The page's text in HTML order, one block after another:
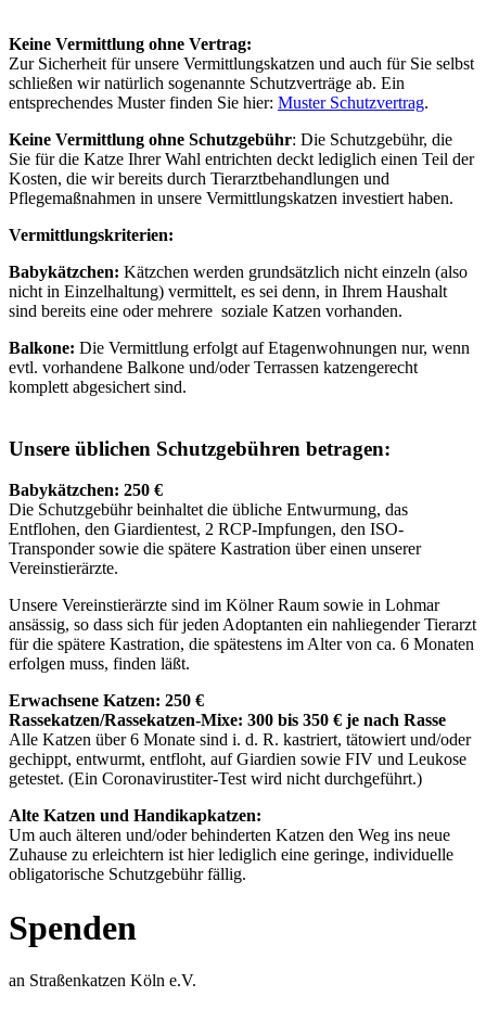
Keine Vermittlung ohne Vertrag:
Zur Sicherheit für unsere Vermittlungskatzen und auch für Sie selbst
schließen wir natürlich sogenannte Schutzverträge ab. Ein
entsprechendes Muster finden Sie hier: Muster Schutzvertrag.
Keine Vermittlung ohne Schutzgebühr: Die Schutzgebühr, die
Sie für die Katze Ihrer Wahl entrichten deckt lediglich einen Teil der
Kosten, die wir bereits durch Tierarztbehandlungen und
Pflegemaßnahmen in unsere Vermittlungskatzen investiert haben.
Vermittlungskriterien:
Babykätzchen: Kätzchen werden grundsätzlich nicht einzeln (also
nicht in Einzelhaltung) vermittelt, es sei denn, in Ihrem Haushalt
sind bereits eine oder mehrere soziale Katzen vorhanden.
Balkone: Die Vermittlung erfolgt auf Etagenwohnungen nur, wenn
evtl. vorhandene Balkone und/oder Terrassen katzengerecht
komplett abgesichert sind.
Unsere üblichen Schutzgebühren betragen:
Babykätzchen: 250 €
Die Schutzgebühr beinhaltet die übliche Entwurmung, das
Entflohen, den Giardientest, 2 RCP-Impfungen, den ISO-
Transponder sowie die spätere Kastration über einen unserer
Vereinstierärzte.
Unsere Vereinstierärzte sind im Kölner Raum sowie in Lohmar
ansässig, so dass sich für jeden Adoptanten ein nahliegender Tierarzt
für die spätere Kastration, die spätestens im Alter von ca. 6 Monaten
erfolgen muss, finden läßt.
Erwachsene Katzen: 250 €
Rassekatzen/Rassekatzen-Mixe: 300 bis 350 € je nach Rasse
Alle Katzen über 6 Monate sind i. d. R. kastriert, tätowiert und/oder
gechippt, entwurmt, entfloht, auf Giardien sowie FIV und Leukose
getestet. (Ein Coronavirustiter-Test wird nicht durchgeführt.)
Alte Katzen und Handikapkatzen:
Um auch älteren und/oder behinderten Katzen den Weg ins neue
Zuhause zu erleichtern ist hier lediglich eine geringe, individuelle
obligatorische Schutzgebühr fällig.
Spenden
an Straßenkatzen Köln e.V.